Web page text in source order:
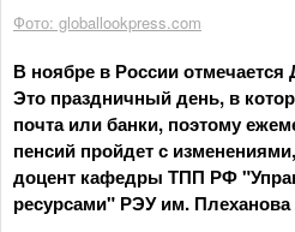
Фото: globallookpress.com
В ноябре в России отмечается
Это праздничный день, в
почта или банки, поэтому
пенсий пройдет с
доцент кафедры ТПП РФ
ресурсами" РЭУ им.